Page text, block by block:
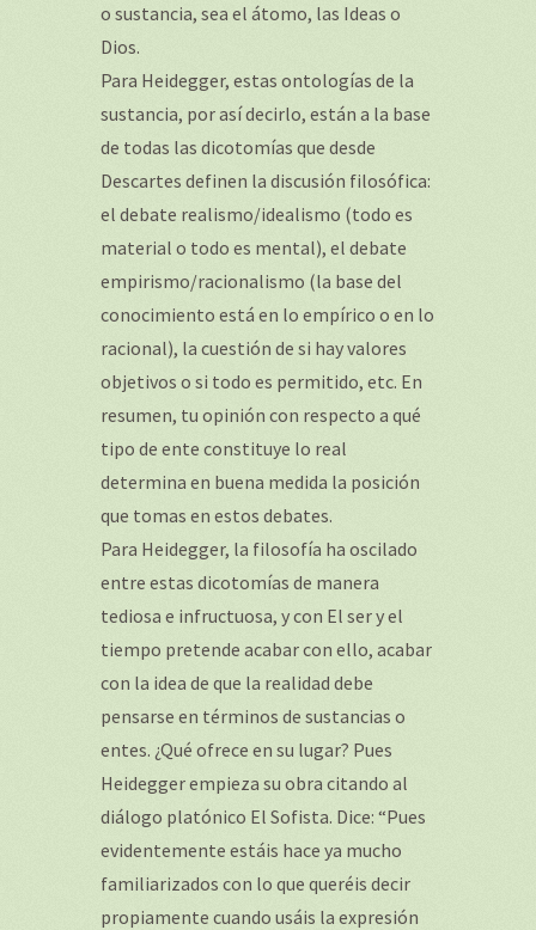
o sustancia, sea el átomo, las Ideas o
Dios.
Para Heidegger, estas ontologías de la
sustancia, por así decirlo, están a la base
de todas las dicotomías que desde
Descartes definen la discusión filosófica:
el debate realismo/idealismo (todo es
material o todo es mental), el debate
empirismo/racionalismo (la base del
conocimiento está en lo empírico o en lo
racional), la cuestión de si hay valores
objetivos o si todo es permitido, etc. En
resumen, tu opinión con respecto a qué
tipo de ente constituye lo real
determina en buena medida la posición
que tomas en estos debates.
Para Heidegger, la filosofía ha oscilado
entre estas dicotomías de manera
tediosa e infructuosa, y con El ser y el
tiempo pretende acabar con ello, acabar
con la idea de que la realidad debe
pensarse en términos de sustancias o
entes. ¿Qué ofrece en su lugar? Pues
Heidegger empieza su obra citando al
diálogo platónico El Sofista. Dice: “Pues
evidentemente estáis hace ya mucho
familiarizados con lo que queréis decir
propiamente cuando usáis la expresión